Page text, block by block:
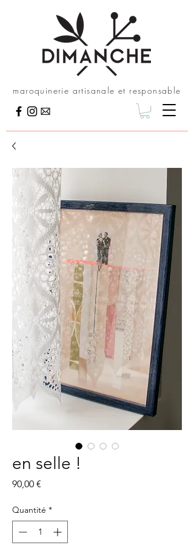
maroquinerie artisanale et responsable
en selle !
90,00 €
Quantité *